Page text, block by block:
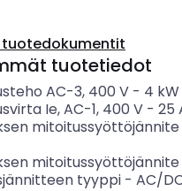
tuotedokumentit
tuotetiedot
AC-3, 400 V- 4 kW
Ie, AC-1, 400 V- 25
mitoitussyöttöjännite
mitoitussyöttöjännite
tyyppi- AC/